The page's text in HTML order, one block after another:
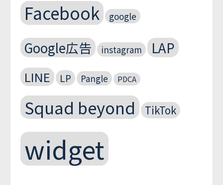
Facebook google
Google広告 instagram LAP
LINE LP Pangle PDCA
Squad beyond TikTok
widget